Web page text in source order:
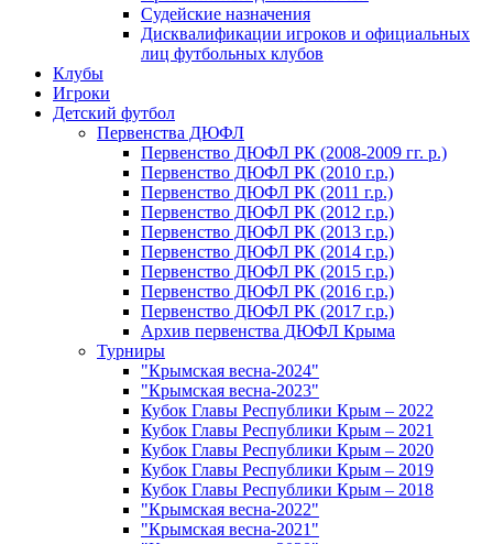
Судейские назначения
Дисквалификации игроков и официальных
лиц футбольных клубов
Клубы
Игроки
Детский футбол
Первенства ДЮФЛ
Первенство ДЮФЛ РК (2008-2009 гг. р.)
Первенство ДЮФЛ РК (2010 г.р.)
Первенство ДЮФЛ РК (2011 г.р.)
Первенство ДЮФЛ РК (2012 г.р.)
Первенство ДЮФЛ РК (2013 г.р.)
Первенство ДЮФЛ РК (2014 г.р.)
Первенство ДЮФЛ РК (2015 г.р.)
Первенство ДЮФЛ РК (2016 г.р.)
Первенство ДЮФЛ РК (2017 г.р.)
Архив первенства ДЮФЛ Крыма
Турниры
"Крымская весна-2024"
"Крымская весна-2023"
Кубок Главы Республики Крым – 2022
Кубок Главы Республики Крым – 2021
Кубок Главы Республики Крым – 2020
Кубок Главы Республики Крым – 2019
Кубок Главы Республики Крым – 2018
"Крымская весна-2022"
"Крымская весна-2021"